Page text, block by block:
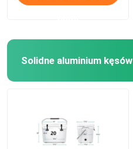
Solidne aluminium kęsów